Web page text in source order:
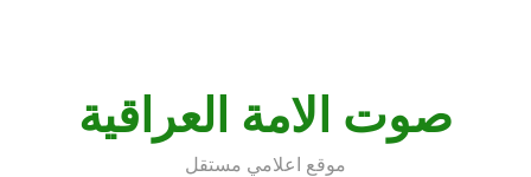
صوت الامة العراقية
موقع اعلامي مستقل